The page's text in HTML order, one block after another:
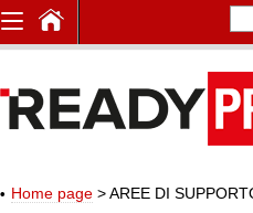
Home page > AREE DI